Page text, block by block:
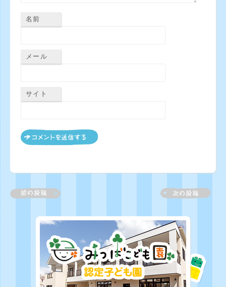
名前
メール
サイト